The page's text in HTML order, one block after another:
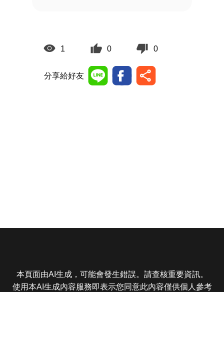
1 0 0
分享給好友
本頁面由AI生成，可能會發生錯誤。請查核重要資訊。
使用本AI生成內容服務即表示您同意此內容僅供個人參考